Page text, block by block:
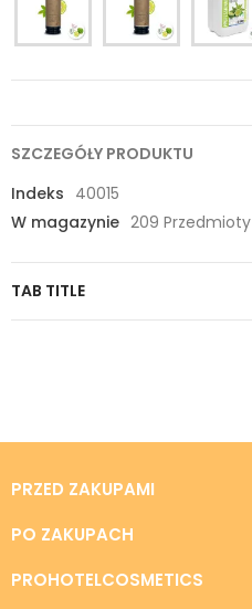
SZCZEGÓŁY PRODUKTU
Indeks 40015
W magazynie 209 Przedmioty
TAB TITLE
PRZED ZAKUPAMI
PO ZAKUPACH
PROHOTELCOSMETICS